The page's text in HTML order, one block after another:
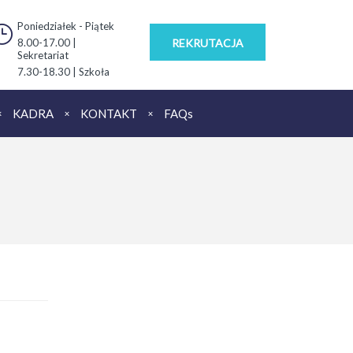
Poniedziałek - Piątek
8.00-17.00 |
Sekretariat
7.30-18.30 | Szkoła
REKRUTACJA
KADRA KONTAKT FAQs